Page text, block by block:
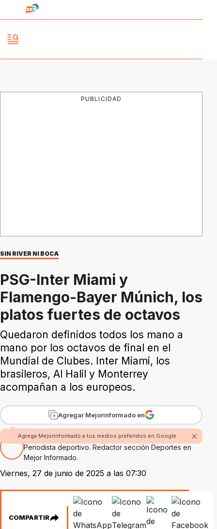
PUBLICIDAD
SIN RIVER NI BOCA
PSG-Inter Miami y
Flamengo-Bayer Múnich, los
platos fuertes de octavos
Quedaron definidos todos los mano a
mano por los octavos de final en el
Mundial de Clubes. Inter Miami, los
brasileros, Al Halil y Monterrey
acompañan a los europeos.
Agregar Mejorinformado en
Agrega Mejorinformado a tus medios preferidos en Google
Por Oscar Méndez
Periodista deportivo. Redactor sección Deportes en
Mejor Informado.
Viernes, 27 de junio de 2025 a las 07:30
COMPARTIR